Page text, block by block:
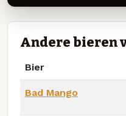
Andere bieren
Bier
Bad Mango